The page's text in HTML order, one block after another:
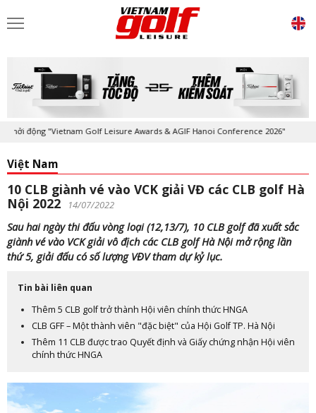
động "Vietnam Golf Leisure Awards & AGIF Hanoi Conference 2026"
Việt Nam
10 CLB giành vé vào VCK giải VĐ các CLB golf Hà
Nội 2022
14/07/2022
Sau hai ngày thi đấu vòng loại (12,13/7), 10 CLB golf đã xuất sắc
giành vé vào VCK giải vô địch các CLB golf Hà Nội mở rộng lần
thứ 5, giải đấu có số lượng VĐV tham dự kỷ lục.
Tin bài liên quan
Thêm 5 CLB golf trở thành Hội viên chính thức HNGA
CLB GFF – Một thành viên "đặc biệt" của Hội Golf TP. Hà Nội
Thêm 11 CLB được trao Quyết định và Giấy chứng nhận Hội viên
chính thức HNGA